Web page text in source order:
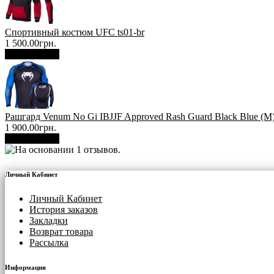
Спортивный костюм UFC ts01-br
1 500.00грн.
Рашгард Venum No Gi IBJJF Approved Rash Guard Black Blue
1 900.00грн.
Личный Кабинет
Личный Кабинет
История заказов
Закладки
Возврат товара
Рассылка
Информация